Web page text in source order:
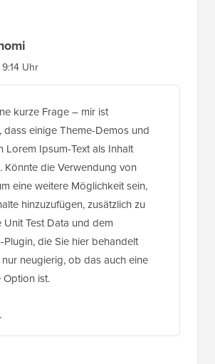
Uhr
kurze Frage – mir ist
dass einige Theme-Demos und
Lorem Ipsum-Text als Inhalt
Könnte die Verwendung von
eine weitere Möglichkeit sein,
hinzuzufügen, zusätzlich zu
Test Data und dem
Plugin, die Sie hier behandelt
nur neugierig, ob das auch eine
ist.